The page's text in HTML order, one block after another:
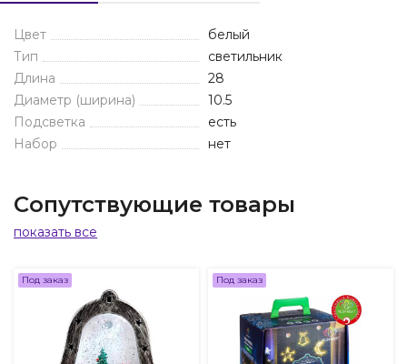
Цвет
белый
Тип
светильник
Длина
28
Диаметр (ширина)
10.5
Подсветка
есть
Набор
нет
Сопутствующие товары
показать все
Под заказ Под заказ